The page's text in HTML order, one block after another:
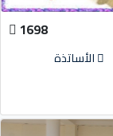
1698
الأساتذة